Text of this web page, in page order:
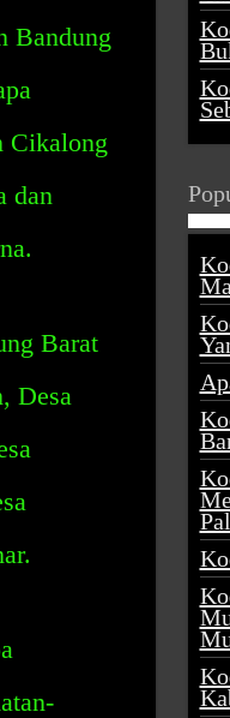
Bandung
Cikalong
dan
Barat
Desa